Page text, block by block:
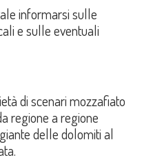
informarsi sulle
e sulle eventuali
di scenari mozzafiato
regione a regione
delle dolomiti al